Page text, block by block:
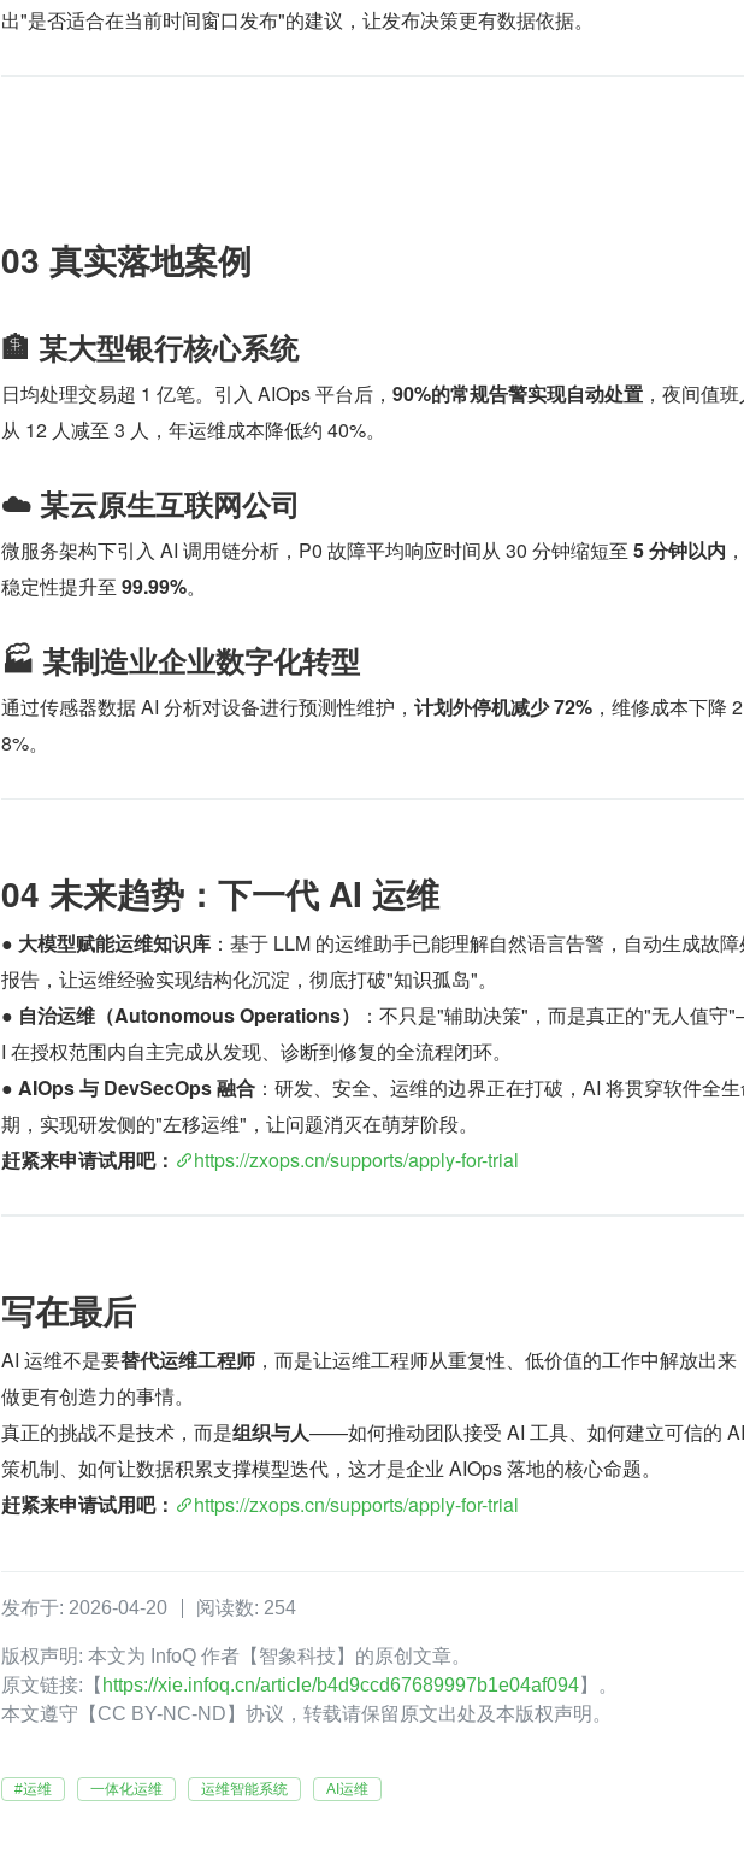
出"是否适合在当前时间窗口发布"的建议，让发布决策更有数据依据。
03 真实落地案例
🏦 某大型银行核心系统
日均处理交易超 1 亿笔。引入 AIOps 平台后， 90%的常规告警实现自动处置 ，夜间值
从 12 人减至 3 人，年运维成本降低约 40%。
☁️ 某云原生互联网公司
微服务架构下引入 AI 调用链分析，P0 故障平均响应时间从 30 分钟缩短至 5 分钟以内
稳定性提升至 99.99%。
🏭 某制造业企业数字化转型
通过传感器数据 AI 分析对设备进行预测性维护， 计划外停机减少 72% ，维修成本下降 2
8%。
04 未来趋势：下一代 AI 运维
● 大模型赋能运维知识库 ：基于 LLM 的运维助手已能理解自然语言告警，自动生成故障
报告，让运维经验实现结构化沉淀，彻底打破"知识孤岛"。
● 自治运维（Autonomous Operations）
：不只是"辅助决策"，而是真正的"无人值
I 在授权范围内自主完成从发现、诊断到修复的全流程闭环。
● AIOps 与 DevSecOps 融合 ：研发、安全、运维的边界正在打破，AI 将贯穿软件全
期，实现研发侧的"左移运维"，让问题消灭在萌芽阶段。
赶紧来申请试用吧：
https://zxops.cn/supports/apply-for-trial
写在最后
AI 运维不是要替代运维工程师 ，而是让运维工程师从重复性、低价值的工作中解放出来
做更有创造力的事情。
真正的挑战不是技术，而是组织与人——如何推动团队接受 AI 工具、如何建立可信的
策机制、如何让数据积累支撑模型迭代，这才是企业 AIOps 落地的核心命题。
赶紧来申请试用吧：
https://zxops.cn/supports/apply-for-trial
发布于: 2026-04-20 阅读数: 254
版权声明: 本文为 InfoQ 作者【智象科技】的原创文章。
原文链接:【 https://xie.infoq.cn/article/b4d9ccd67689997b1e04af094】。
本文遵守【CC BY-NC-ND】协议，转载请保留原文出处及本版权声明。
#运维 一体化运维 运维智能系统 AI运维